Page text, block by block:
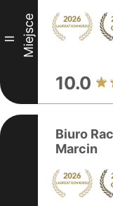
II Miejsce
10.0
Biuro
Marcin